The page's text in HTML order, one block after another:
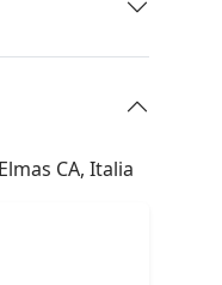
CA, Italia